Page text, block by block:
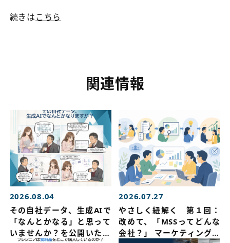
続きはこちら
関連情報
2026.08.04
その自社データ、生成AIで
「なんとかなる」と思って
いませんか？を公開いたし
2026.07.27
やさしく紐解く 第１回：
改めて、「MSSってどんな
会社？」 マーケティングリ